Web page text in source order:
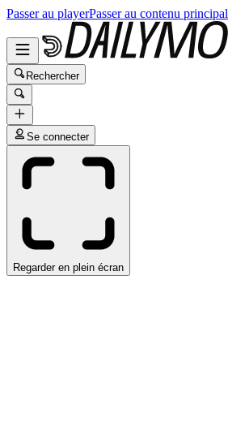
Passer au playerPasser au contenu principal
Rechercher
Se connecter
Regarder en plein écran